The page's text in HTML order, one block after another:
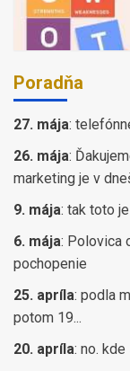
Poradňa
27. mája:
26. mája:
marketing je v
9. mája: tak toto
6. mája: Polovica
pochopenie
25. apríla: podla
potom 19...
20. apríla: no.